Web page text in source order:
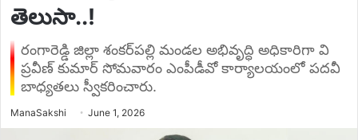
తెలుసా..!
రంగారెడ్డి జిల్లా శంకర్‌పల్లి మండల అభివృద్ధి అధికారిగా వి
ప్రవీణ్ కుమార్ సోమవారం ఎంపీడీవో కార్యాలయంలో పదవీ
బాధ్యతలు స్వీకరించారు.
ManaSakshi Send June 1, 2026